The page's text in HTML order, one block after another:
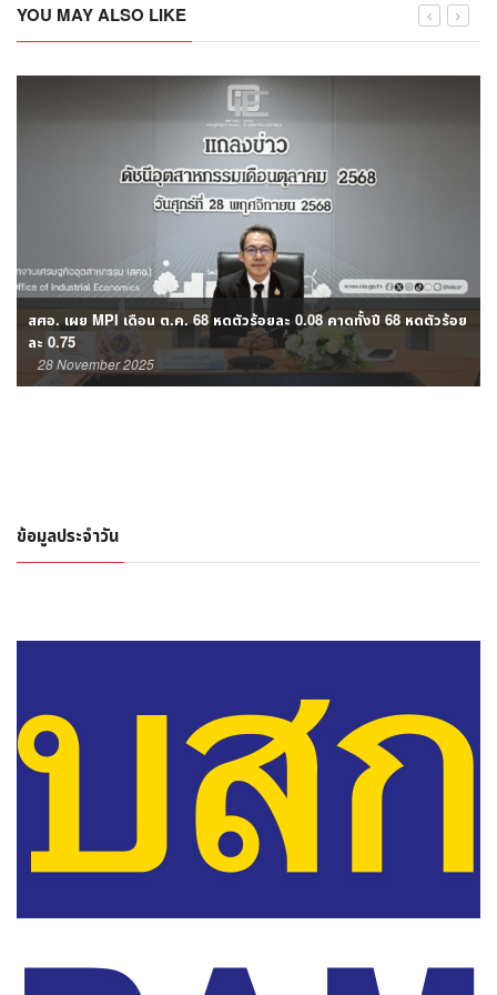
YOU MAY ALSO LIKE
สศอ. เผย MPI เดือน ต.ค. 68 หดตัวร้อยละ 0.08 คาดทั้งปี 68 หดตัวร้อย
ละ 0.75
28 November 2025
ข้อมูลประจำวัน